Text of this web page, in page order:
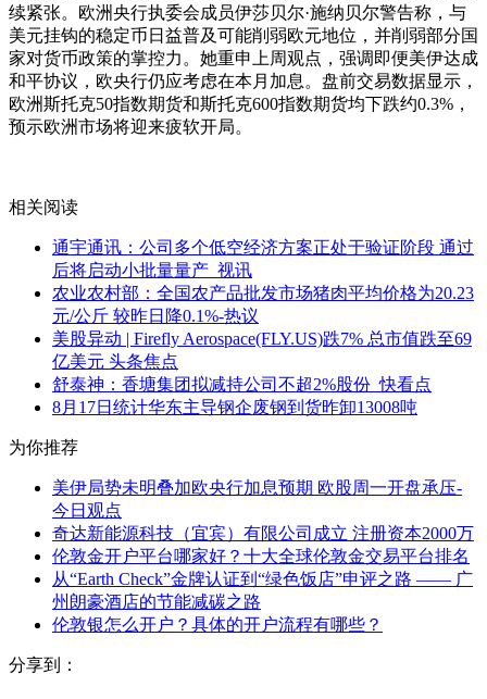
续紧张。欧洲央行执委会成员伊莎贝尔·施纳贝尔警告称，与
美元挂钩的稳定币日益普及可能削弱欧元地位，并削弱部分国
家对货币政策的掌控力。她重申上周观点，强调即便美伊达成
和平协议，欧央行仍应考虑在本月加息。盘前交易数据显示，
欧洲斯托克50指数期货和斯托克600指数期货均下跌约0.3%，
预示欧洲市场将迎来疲软开局。
相关阅读
通宇通讯：公司多个低空经济方案正处于验证阶段 通过
后将启动小批量量产_视讯
农业农村部：全国农产品批发市场猪肉平均价格为20.23
元/公斤 较昨日降0.1%-热议
美股异动 | Firefly Aerospace(FLY.US)跌7% 总市值跌至69
亿美元 头条焦点
舒泰神：香塘集团拟减持公司不超2%股份_快看点
8月17日统计华东主导钢企废钢到货昨卸13008吨
为你推荐
美伊局势未明叠加欧央行加息预期 欧股周一开盘承压-
今日观点
奇达新能源科技（宜宾）有限公司成立 注册资本2000万
伦敦金开户平台哪家好？十大全球伦敦金交易平台排名
从“Earth Check”金牌认证到“绿色饭店”申评之路 —— 广
州朗豪酒店的节能减碳之路
伦敦银怎么开户？具体的开户流程有哪些？
分享到：